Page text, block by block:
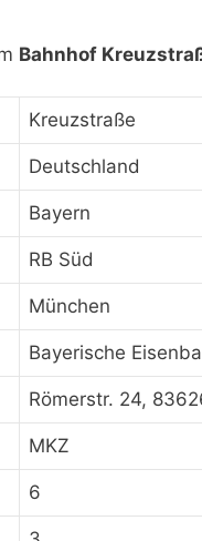
Bahnhof
Kreuzstraße
Deutschland
Bayern
RB Süd
München
Bayerische
Römerstr. 24,
MKZ
6